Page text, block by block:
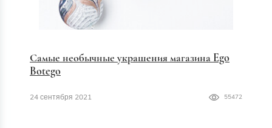
Самые необычные украшения магазина Ego
Botego
24 сентября 2021 55472